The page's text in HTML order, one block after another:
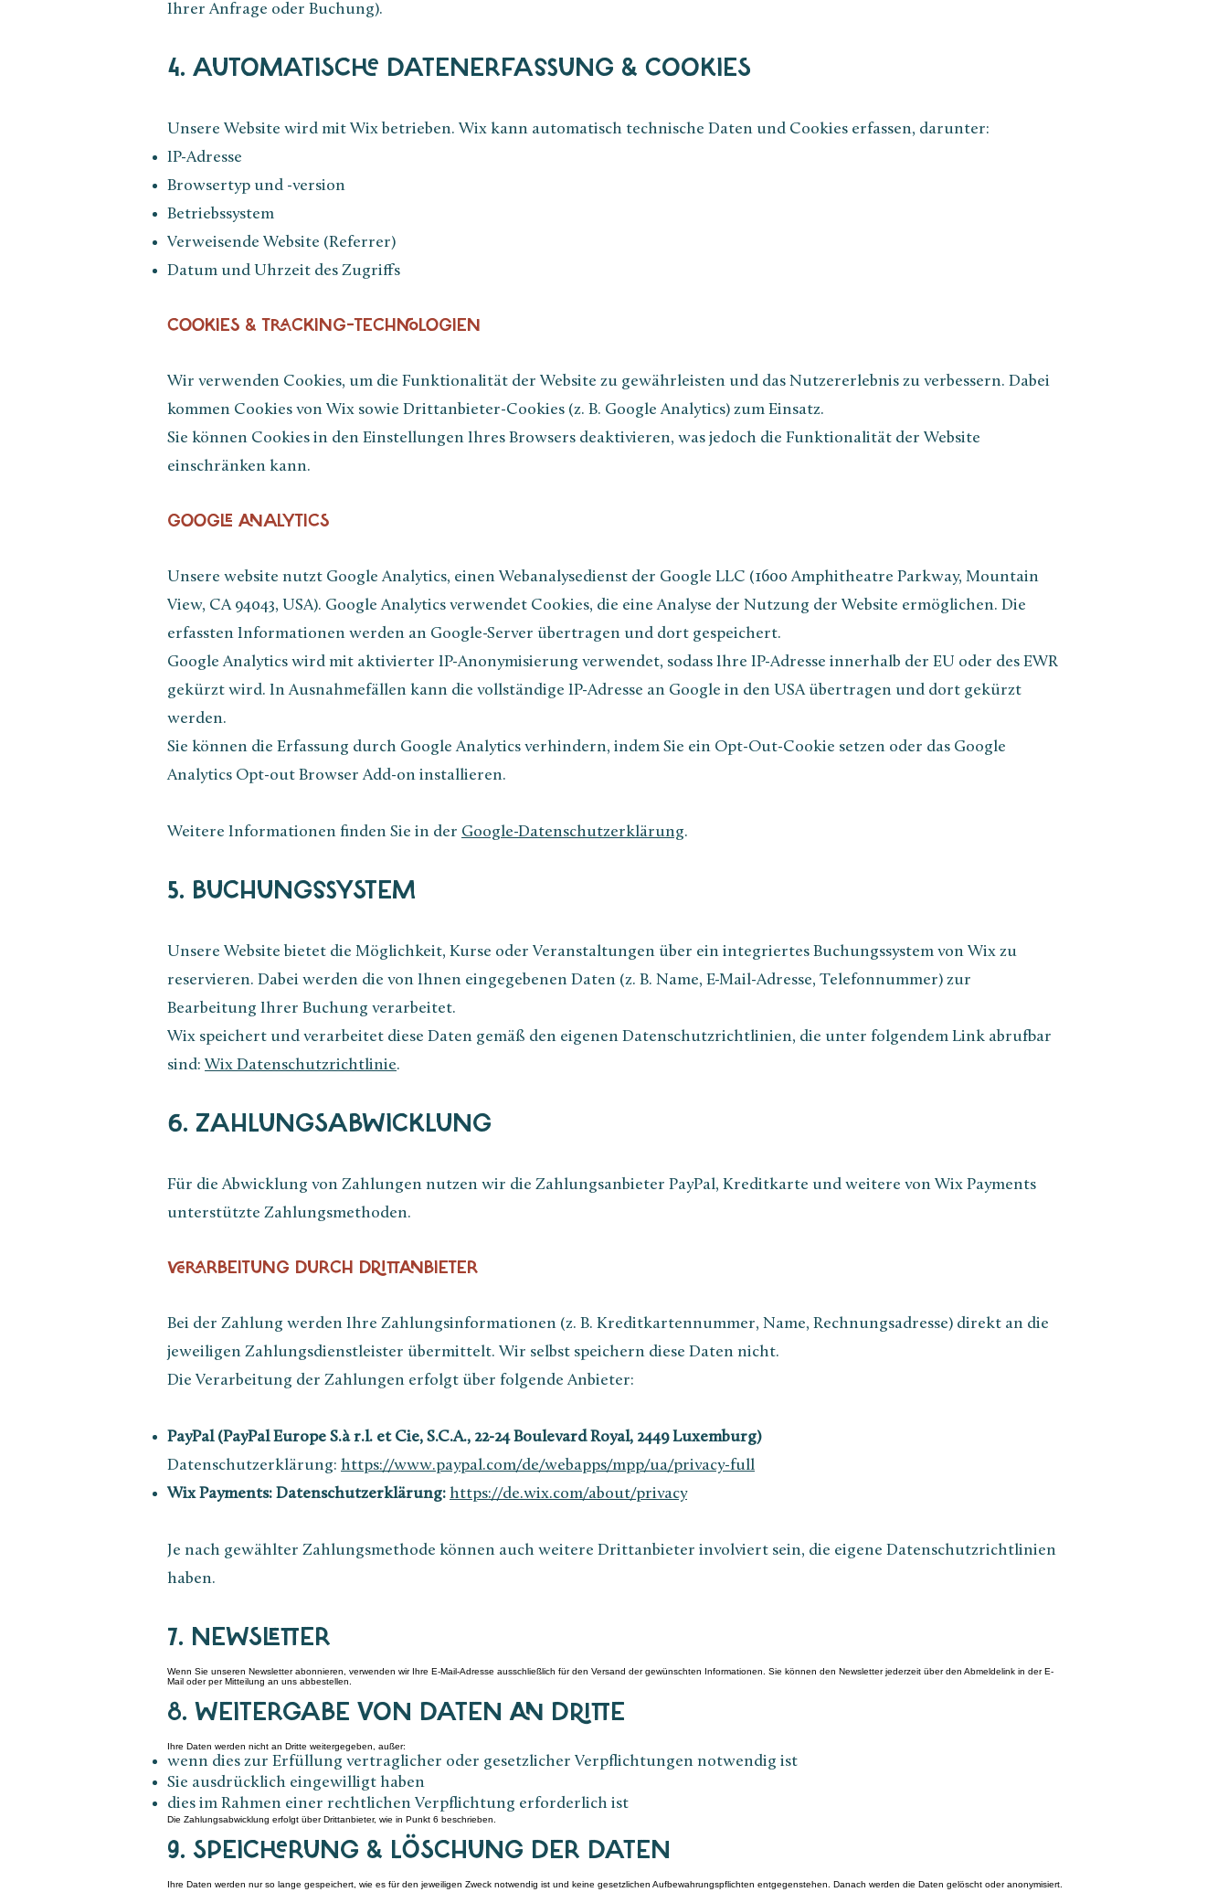
Ihrer Anfrage oder Buchung).
4. AUTOMATISCHE DATENERFASSUNG & COOKIES
Unsere Website wird mit Wix betrieben. Wix kann automatisch technische Daten und Cookies erfassen, darunter:
IP-Adresse
Browsertyp und -version
Betriebssystem
Verweisende Website (Referrer)
Datum und Uhrzeit des Zugriffs
COOKIES & TRACKING-TECHNOLOGIEN
Wir verwenden Cookies, um die Funktionalität der Website zu gewährleisten und das Nutzererlebnis zu verbessern. Dabei
kommen Cookies von Wix sowie Drittanbieter-Cookies (z. B. Google Analytics) zum Einsatz.
Sie können Cookies in den Einstellungen Ihres Browsers deaktivieren, was jedoch die Funktionalität der Website
einschränken kann.
GOOGLE ANALYTICS
Unsere website nutzt Google Analytics, einen Webanalysedienst der Google LLC (1600 Amphitheatre Parkway, Mountain
View, CA 94043, USA). Google Analytics verwendet Cookies, die eine Analyse der Nutzung der Website ermöglichen. Die
erfassten Informationen werden an Google-Server übertragen und dort gespeichert.
Google Analytics wird mit aktivierter IP-Anonymisierung verwendet, sodass Ihre IP-Adresse innerhalb der EU oder des EWR
gekürzt wird. In Ausnahmefällen kann die vollständige IP-Adresse an Google in den USA übertragen und dort gekürzt
werden.
Sie können die Erfassung durch Google Analytics verhindern, indem Sie ein Opt-Out-Cookie setzen oder das Google
Analytics Opt-out Browser Add-on installieren.
Weitere Informationen finden Sie in der Google-Datenschutzerklärung.
5. BUCHUNGSSYSTEM
Unsere Website bietet die Möglichkeit, Kurse oder Veranstaltungen über ein integriertes Buchungssystem von Wix zu
reservieren. Dabei werden die von Ihnen eingegebenen Daten (z. B. Name, E-Mail-Adresse, Telefonnummer) zur
Bearbeitung Ihrer Buchung verarbeitet.
Wix speichert und verarbeitet diese Daten gemäß den eigenen Datenschutzrichtlinien, die unter folgendem Link abrufbar
sind: Wix Datenschutzrichtlinie.
6. ZAHLUNGSABWICKLUNG
Für die Abwicklung von Zahlungen nutzen wir die Zahlungsanbieter PayPal, Kreditkarte und weitere von Wix Payments
unterstützte Zahlungsmethoden.
VERARBEITUNG DURCH DRITTANBIETER
Bei der Zahlung werden Ihre Zahlungsinformationen (z. B. Kreditkartennummer, Name, Rechnungsadresse) direkt an die
jeweiligen Zahlungsdienstleister übermittelt. Wir selbst speichern diese Daten nicht.
Die Verarbeitung der Zahlungen erfolgt über folgende Anbieter:
PayPal (PayPal Europe S.à r.l. et Cie, S.C.A., 22-24 Boulevard Royal, 2449 Luxemburg)
Datenschutzerklärung: https://www.paypal.com/de/webapps/mpp/ua/privacy-full
Wix Payments: Datenschutzerklärung: https://de.wix.com/about/privacy
Je nach gewählter Zahlungsmethode können auch weitere Drittanbieter involviert sein, die eigene Datenschutzrichtlinien
haben.
7. NEWSLETTER
Wenn Sie unseren Newsletter abonnieren, verwenden wir Ihre E-Mail-Adresse ausschließlich für den Versand der gewünschten Informationen. Sie können den Newsletter jederzeit über den Abmeldelink in der E-
Mail oder per Mitteilung an uns abbestellen.
8. WEITERGABE VON DATEN AN DRITTE
Ihre Daten werden nicht an Dritte weitergegeben, außer:​
wenn dies zur Erfüllung vertraglicher oder gesetzlicher Verpflichtungen notwendig ist
Sie ausdrücklich eingewilligt haben
dies im Rahmen einer rechtlichen Verpflichtung erforderlich ist​
Die Zahlungsabwicklung erfolgt über Drittanbieter, wie in Punkt 6 beschrieben.
9. SPEICHERUNG & LÖSCHUNG DER DATEN
Ihre Daten werden nur so lange gespeichert, wie es für den jeweiligen Zweck notwendig ist und keine gesetzlichen Aufbewahrungspflichten entgegenstehen. Danach werden die Daten gelöscht oder anonymisiert.